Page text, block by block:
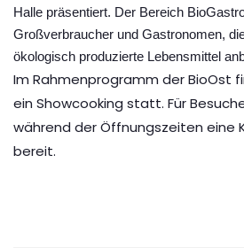
Halle präsentiert. Der Bereich
Großverbraucher und Gastronomen,
ökologisch produzierte Lebensmittel
Im Rahmenprogramm der BioOst
ein Showcooking statt. Für
während der Öffnungszeiten eine
bereit.